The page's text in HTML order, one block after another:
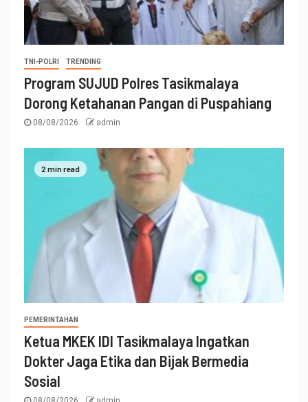
TNI-POLRI TRENDING
Program SUJUD Polres Tasikmalaya
Dorong Ketahanan Pangan di Puspahiang
08/08/2026 admin
2 min read
PEMERINTAHAN
Ketua MKEK IDI Tasikmalaya Ingatkan
Dokter Jaga Etika dan Bijak Bermedia
Sosial